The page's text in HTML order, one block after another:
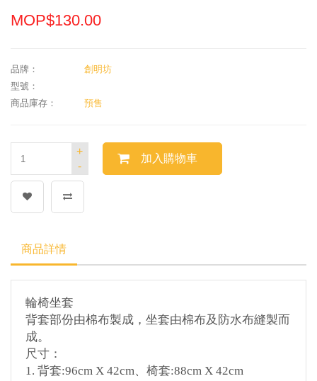
MOP$130.00
品牌：
創明坊
型號：
商品庫存：
預售
-
+
加入購物車
商品詳情
輪椅坐套
背套部份由棉布製成，坐套由棉布及防水布縫製而
成。
尺寸：
1. 背套:96cm X 42cm、椅套:88cm X 42cm